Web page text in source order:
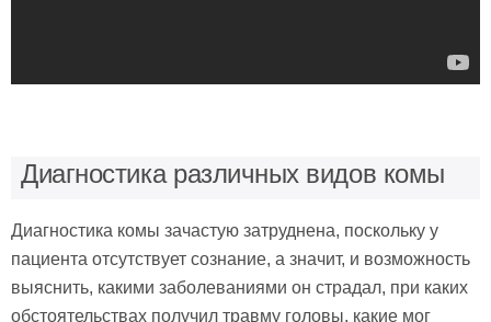
Диагностика различных видов комы
Диагностика комы зачастую затруднена, поскольку у
пациента отсутствует сознание, а значит, и возможность
выяснить, какими заболеваниями он страдал, при каких
обстоятельствах получил травму головы, какие мог